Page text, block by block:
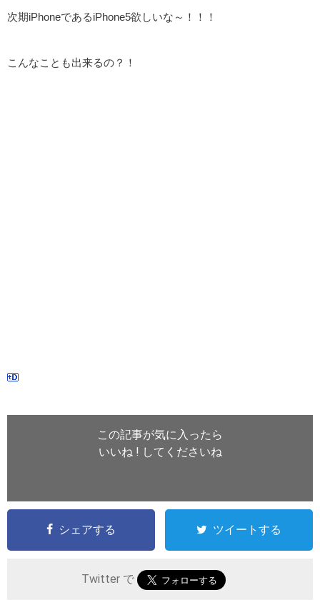
次期iPhoneであるiPhone5欲しいな～！！！
こんなことも出来るの？！
この記事が気に入ったら
いいね ! してくださいね
シェアする ツイートする
Twitter で